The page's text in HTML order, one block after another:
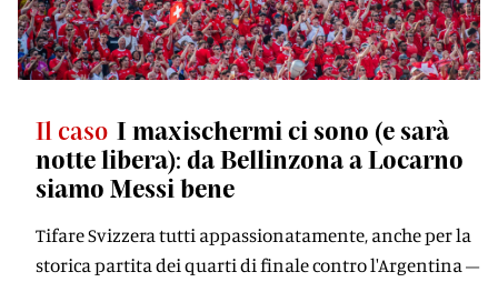
Il caso I maxischermi ci sono (e sarà
notte libera): da Bellinzona a Locarno
siamo Messi bene
Tifare Svizzera tutti appassionatamente, anche per la
storica partita dei quarti di finale contro l'Argentina –